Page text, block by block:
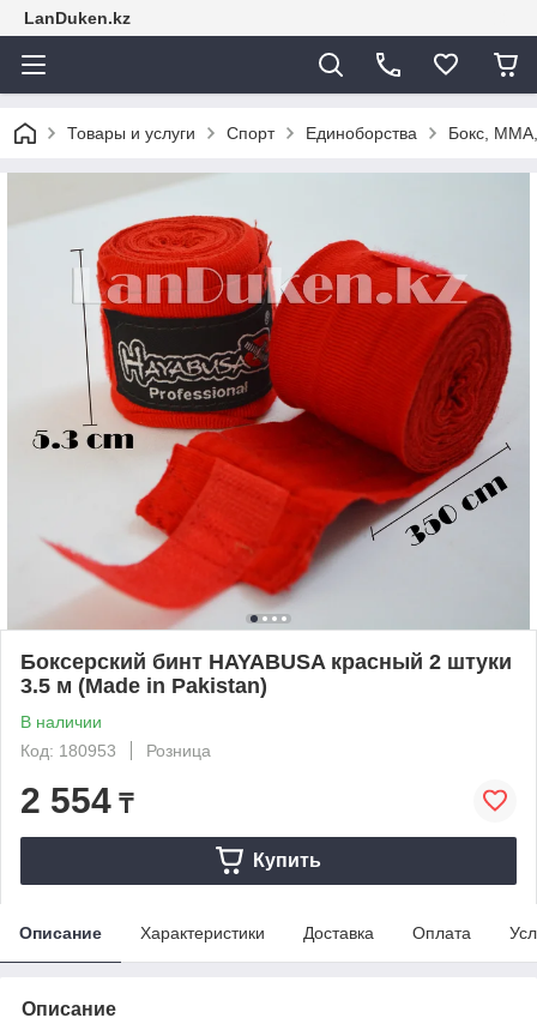
LanDuken.kz
Товары и услуги Спорт Единоборства Бокс, ММА,
Боксерский бинт HAYABUSA красный 2 штуки
3.5 м (Made in Pakistan)
В наличии
Код: 180953
Розница
2 554 ₸
Купить
Описание Характеристики Доставка Оплата
Описание